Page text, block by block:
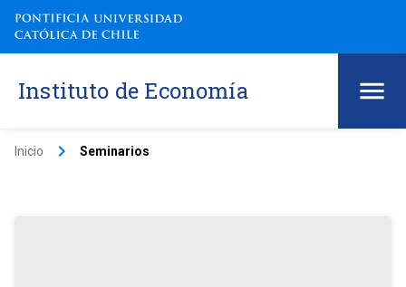
Instituto de Economía
Inicio keyboard_arrow_right Seminarios